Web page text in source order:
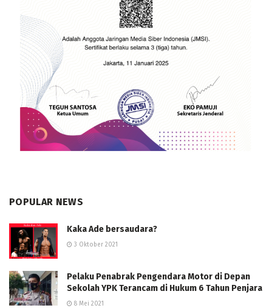
POPULAR NEWS
Kaka Ade bersaudara?
3 Oktober 2021
Pelaku Penabrak Pengendara Motor di Depan
Sekolah YPK Terancam di Hukum 6 Tahun Penjara
8 Mei 2021